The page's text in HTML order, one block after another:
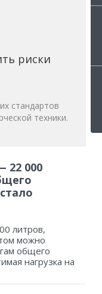
риски
стандартов
техники.
22 000
литров,
можно
общего
нагрузка на